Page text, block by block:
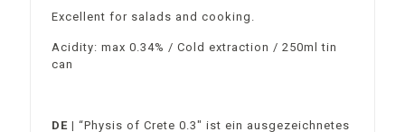
Excellent for salads and cooking.
Acidity: max 0.34% / Cold extraction / 250ml tin
can
DE |“Physis of Crete 0.3″ ist ein ausgezeichnetes